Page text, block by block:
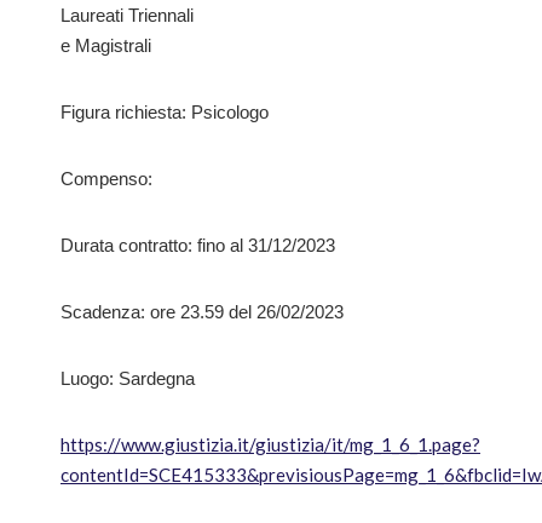
Laureati Triennali
e Magistrali
Figura richiesta: Psicologo
Compenso:
Durata contratto: fino al 31/12/2023
Scadenza: ore 23.59 del 26/02/2023
Luogo: Sardegna
https://www.giustizia.it/giustizia/it/mg_1_6_1.page?